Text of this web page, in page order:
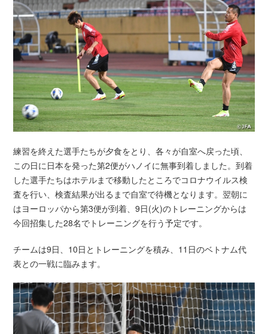
練習を終えた選手たちが夕食をとり、各々が自室へ戻った頃、
この日に日本を発った第2便がハノイに無事到着しました。到着
した選手たちはホテルまで移動したところでコロナウイルス検
査を行い、検査結果が出るまで自室で待機となります。翌朝に
はヨーロッパから第3便が到着、9日(火)のトレーニングからは
今回招集した28名でトレーニングを行う予定です。
チームは9日、10日とトレーニングを積み、11日のベトナム代
表との一戦に臨みます。